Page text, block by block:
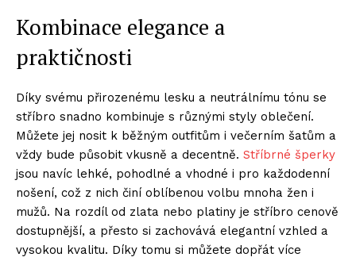
Kombinace elegance a
praktičnosti
Díky svému přirozenému lesku a neutrálnímu tónu se
stříbro snadno kombinuje s různými styly oblečení.
Můžete jej nosit k běžným outfitům i večerním šatům a
vždy bude působit vkusně a decentně. Stříbrné šperky
jsou navíc lehké, pohodlné a vhodné i pro každodenní
nošení, což z nich činí oblíbenou volbu mnoha žen i
mužů. Na rozdíl od zlata nebo platiny je stříbro cenově
dostupnější, a přesto si zachovává elegantní vzhled a
vysokou kvalitu. Díky tomu si můžete dopřát více